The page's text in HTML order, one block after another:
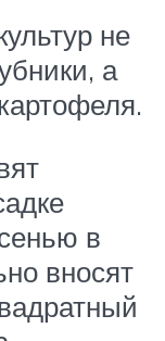
не
а
в
вносят